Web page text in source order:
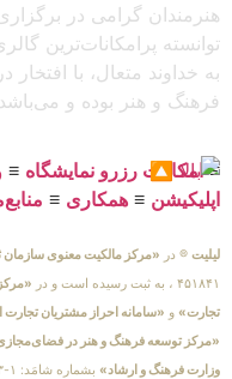
هنرمندان گرامی در
توانسته پرامکانات‌ترین
به خداوند متعال، با
فرهنگ و هنر بوده و
≡امکانات رزرو نمایشگاه ≡
اپلیکیشن ≡ همکاری ≡
لیلیت ® در «مرکز مالکیت معنوی سازمان
۴۵۱۸۴۱ ، به ثبت رسیده است و در
تجارت» و «سامانه احراز مشتریان تجارت
«مرکز توسعه فرهنگ و هنر در
وزارت فرهنگ و ارشاد»